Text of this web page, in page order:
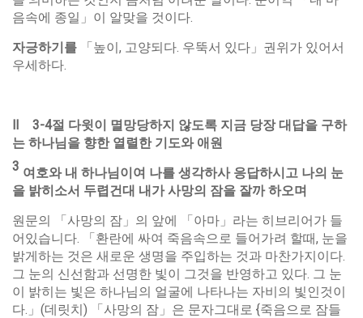
음속에 종일」이 알맞을 것이다.
자긍하기를 「높이, 고양되다. 우뚝서 있다」권위가 있어서
우세하다.
Ⅱ 3-4절 다윗이 멸망당하지 않도록 지금 당장 대답을 구하
는 하나님을 향한 열렬한 기도와 애원
3 여호와 내 하나님이여 나를 생각하사 응답하시고 나의 눈
을 밝히소서 두렵건대 내가 사망의 잠을 잘까 하오며
원문의 「사망의 잠」의 앞에 「아마」라는 히브리어가 들
어있습니다. 「환란에 싸여 죽음속으로 들어가려 할때, 눈을
밝게하는 것은 새로운 생명을 주입하는 것과 마찬가지이다.
그 눈의 신선함과 선명한 빛이 그것을 반영하고 있다. 그 눈
이 밝히는 빛은 하나님의 얼굴에 나타나는 자비의 빛인것이
다.」(데릿치) 「사망의 잠」은 문자그대로 {죽음으로 잠들